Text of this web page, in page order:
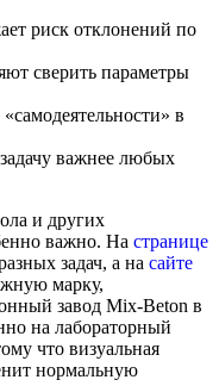
риск отклонений по
сверить параметры
в
важнее любых
и других
важно. На странице
задач, а на сайте
марку,
завод Mix-Beton в
на лабораторный
что визуальная
нормальную